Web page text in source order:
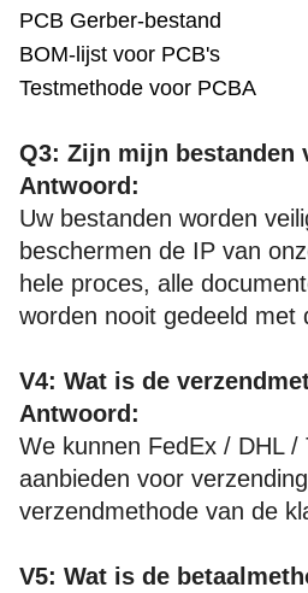
PCB Gerber-bestand
BOM-lijst voor PCB's
Testmethode voor PCBA
Q3: Zijn mijn bestanden
Antwoord:
Uw bestanden worden
beschermen de IP van
hele proces, alle
worden nooit gedeeld met
V4: Wat is de
Antwoord:
We kunnen FedEx / DHL /
aanbieden voor
verzendmethode van de
V5: Wat is de